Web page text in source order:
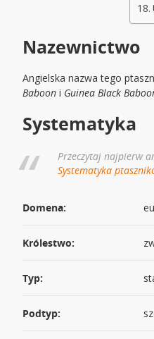
Nazewnictwo
Angielska nazwa tego
Baboon i Guinea Black
Systematyka
Przeczytaj najpierw
Systematyka
Domena:
Królestwo:
Typ:
Podtyp: